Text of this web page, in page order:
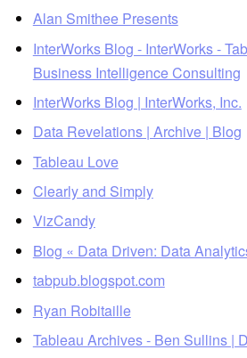
Alan Smithee Presents
InterWorks Blog - InterWorks -
Business Intelligence Consulting
InterWorks Blog | InterWorks, Inc.
Data Revelations | Archive | Blog
Tableau Love
Clearly and Simply
VizCandy
Blog « Data Driven: Data
tabpub.blogspot.com
Ryan Robitaille
Tableau Archives - Ben Sullins |